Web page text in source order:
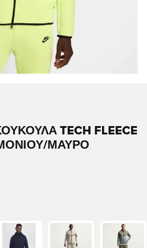
TECH FLEECE
ΜΑΎΡΟ